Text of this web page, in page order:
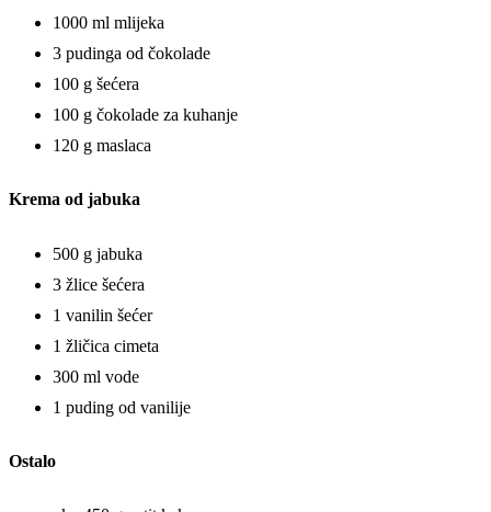
1000 ml mlijeka
3 pudinga od čokolade
100 g šećera
100 g čokolade za kuhanje
120 g maslaca
Krema od jabuka
500 g jabuka
3 žlice šećera
1 vanilin šećer
1 žličica cimeta
300 ml vode
1 puding od vanilije
Ostalo